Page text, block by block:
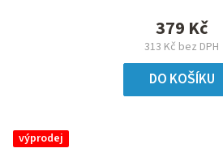
313 Kč bez DPH
379 Kč
DO KOŠÍKU
výprodej